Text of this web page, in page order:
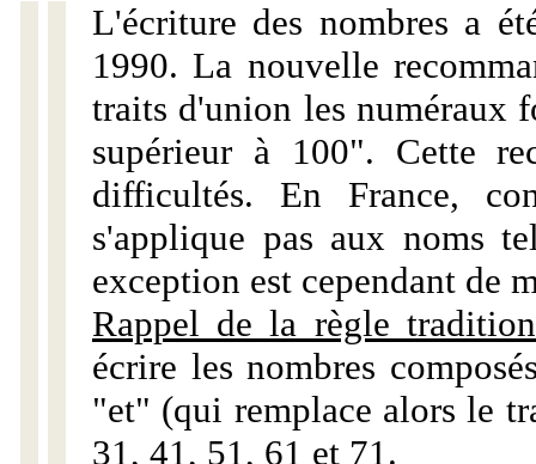
L'écriture des nombres a
1990. La nouvelle
traits d'union les numéraux
supérieur à 100". Cette
difficultés. En France,
s'applique pas aux noms
exception est cependant de
Rappel de la règle
écrire les nombres
"et" (qui remplace alors le
31, 41, 51, 61 et 71.